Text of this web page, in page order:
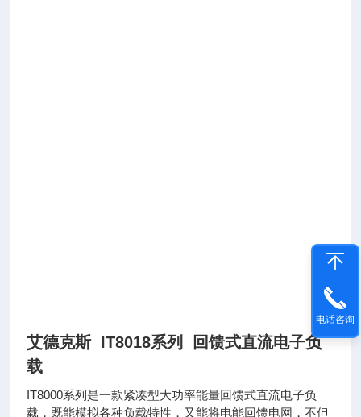
艾德克斯 IT8018系列 回馈式直流电子负
载
IT8000系列是一款紧凑型大功率能量回馈式直流电子负
载，既能模拟各种负载特性，又能将电能回馈电网，不但
电话咨询